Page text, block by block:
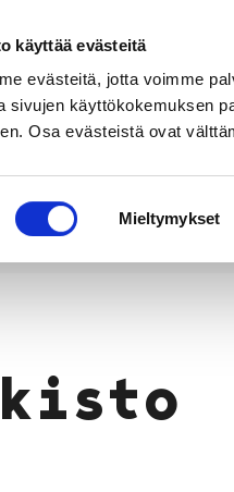
käyttää evästeitä
evästeitä, jotta voimme
sivujen käyttökokemuksen
Osa evästeistä ovat
Mieltymykset